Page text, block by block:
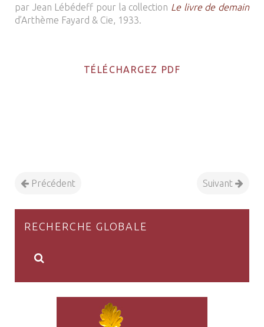
par Jean Lébédeff pour la collection Le livre de demain
d’Arthème Fayard & Cie, 1933.
TÉLÉCHARGEZ PDF
Précédent Suivant
RECHERCHE GLOBALE